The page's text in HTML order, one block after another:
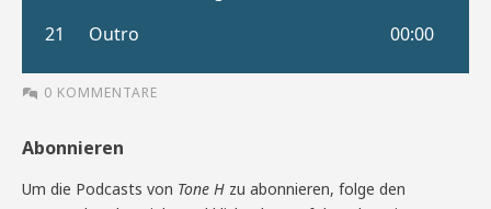
0 KOMMENTARE
Abonnieren
Um die Podcasts von Tone H zu abonnieren, folge den